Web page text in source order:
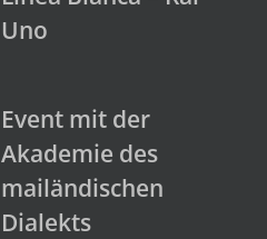
Uno
Event mit der
Akademie des
mailändischen
Dialekts